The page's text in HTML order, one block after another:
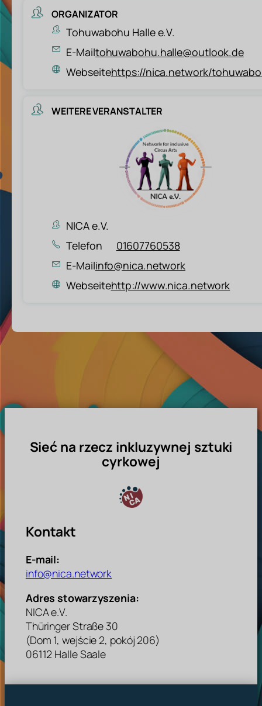
ORGANIZATOR
Tohuwabohu Halle e.V.
E-Mailtohuwabohu.halle@outlook.de
Webseitehttps://nica.network/
WEITERE VERANSTALTER
NICA e.V.
Telefon
01607760538
E-Mailinfo@nica.network
Webseitehttp://www.nica.network
Sieć na rzecz inkluzywnej sztuki
cyrkowej
Kontakt
E-mail:
info@nica.network
Adres stowarzyszenia:
NICA e.V.
Thüringer Straße 30
(Dom 1, wejście 2, pokój 206)
06112 Halle Saale